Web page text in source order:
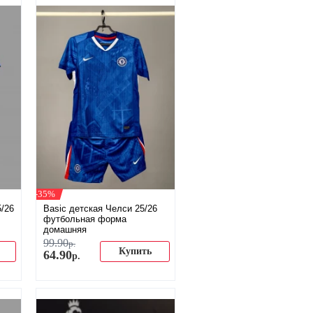
26
-35%
Basic детская Челси 25/26
футбольная форма
домашняя
99.90р.
64.90р. Купить